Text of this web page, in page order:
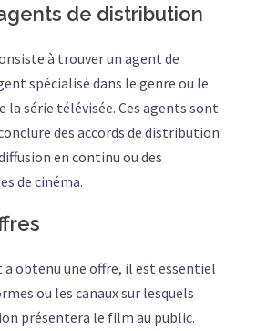
de distribution
à trouver un agent de
spécialisé dans le genre ou le
la série télévisée. Ces agents sont
des accords de distribution
en continu ou des
de cinéma.
a obtenu une offre, il est essentiel
ou les canaux sur lesquels
présentera le film au public.